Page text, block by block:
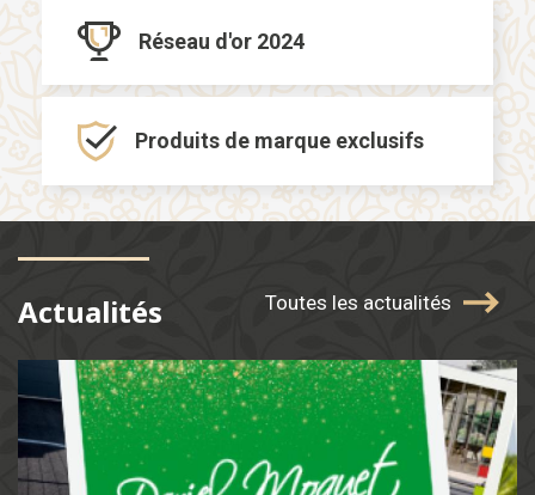
Réseau d'or 2024
Produits de marque exclusifs
Actualités Toutes les actualités